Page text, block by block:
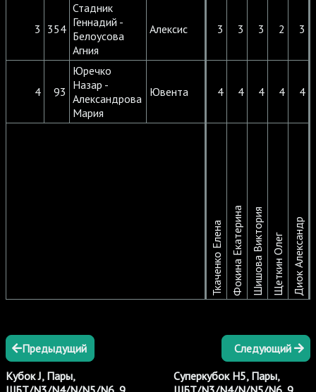
3 354
Стадник
Геннадий -
Белоусова
Агния
Алексис 3 3 3 2 3
4 93
Юречко
Назар -
Александрова
Мария
Ювента 4 4 4 4 4
Ткаченко ЕленаФокина ЕкатеринаШишова ВикторияЩеткин Олег Диок Александр
Предыдущий
Кубок J, Пары,
Следующий
Суперкубок Н5, Пары,